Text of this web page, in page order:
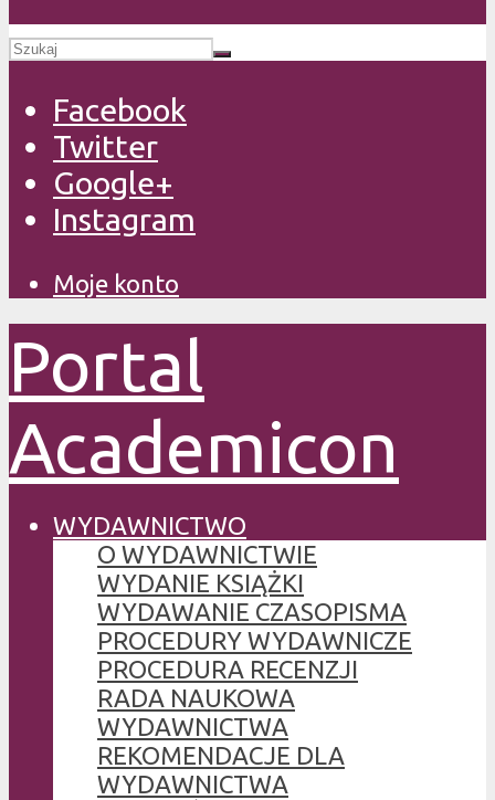
Facebook
Twitter
Google+
Instagram
Moje konto
Portal
Academicon
WYDAWNICTWO
O WYDAWNICTWIE
WYDANIE KSIĄŻKI
WYDAWANIE CZASOPISMA
PROCEDURY WYDAWNICZE
PROCEDURA RECENZJI
RADA NAUKOWA
WYDAWNICTWA
REKOMENDACJE DLA
WYDAWNICTWA